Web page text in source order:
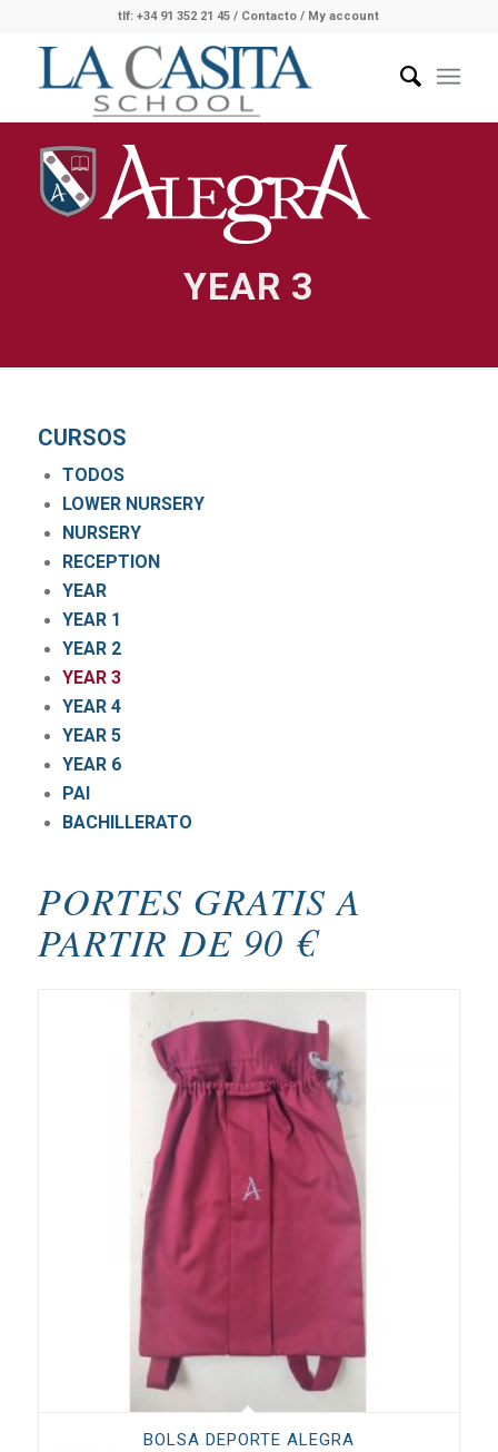
tlf: +34 91 352 21 45 / Contacto/ My account
YEAR 3
CURSOS
TODOS
LOWER NURSERY
NURSERY
RECEPTION
YEAR
YEAR 1
YEAR 2
YEAR 3
YEAR 4
YEAR 5
YEAR 6
PAI
BACHILLERATO
PORTES GRATIS A
PARTIR DE 90 €
BOLSA DEPORTE ALEGRA